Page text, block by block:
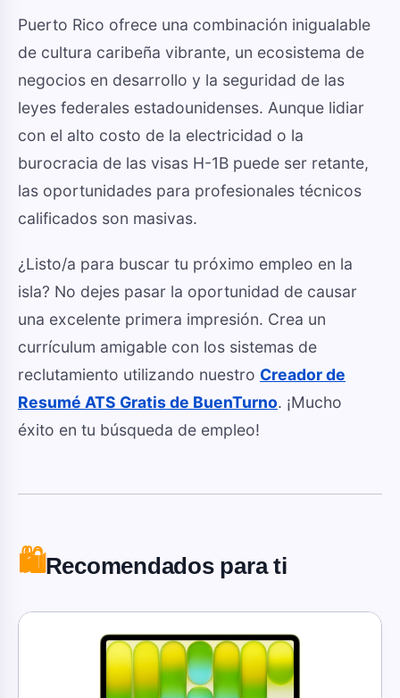
Puerto Rico ofrece una combinación inigualable
de cultura caribeña vibrante, un ecosistema de
negocios en desarrollo y la seguridad de las
leyes federales estadounidenses. Aunque lidiar
con el alto costo de la electricidad o la
burocracia de las visas H-1B puede ser retante,
las oportunidades para profesionales técnicos
calificados son masivas.
¿Listo/a para buscar tu próximo empleo en la
isla? No dejes pasar la oportunidad de causar
una excelente primera impresión. Crea un
currículum amigable con los sistemas de
reclutamiento utilizando nuestro Creador de
Resumé ATS Gratis de BuenTurno. ¡Mucho
éxito en tu búsqueda de empleo!
🛍️Recomendados para ti